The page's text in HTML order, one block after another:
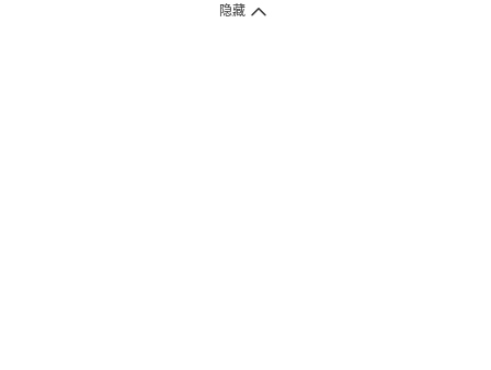
1. 送货到府（受卫生署条例规管产品除外 ）
隐藏